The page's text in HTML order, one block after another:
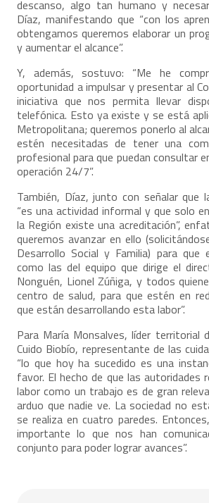
descanso, algo tan humano y
Díaz, manifestando que “con los
obtengamos queremos elaborar un
y aumentar el alcance”.
Y, además, sostuvo: “Me he
oportunidad a impulsar y presentar al
iniciativa que nos permita llevar
telefónica. Esto ya existe y se está
Metropolitana; queremos ponerlo al
estén necesitadas de tener una
profesional para que puedan consultar
operación 24/7”.
También, Díaz, junto con señalar que
“es una actividad informal y que solo
la Región existe una acreditación”,
queremos avanzar en ello
Desarrollo Social y Familia) para que
como las del equipo que dirige el
Nonguén, Lionel Zúñiga, y todos
centro de salud, para que estén en
que están desarrollando esta labor”.
Para María Monsalves, líder territorial
Cuido Biobío, representante de las
“lo que hoy ha sucedido es una
favor. El hecho de que las autoridades
labor como un trabajo es de gran
arduo que nadie ve. La sociedad no
se realiza en cuatro paredes.
importante lo que nos han
conjunto para poder lograr avances”.